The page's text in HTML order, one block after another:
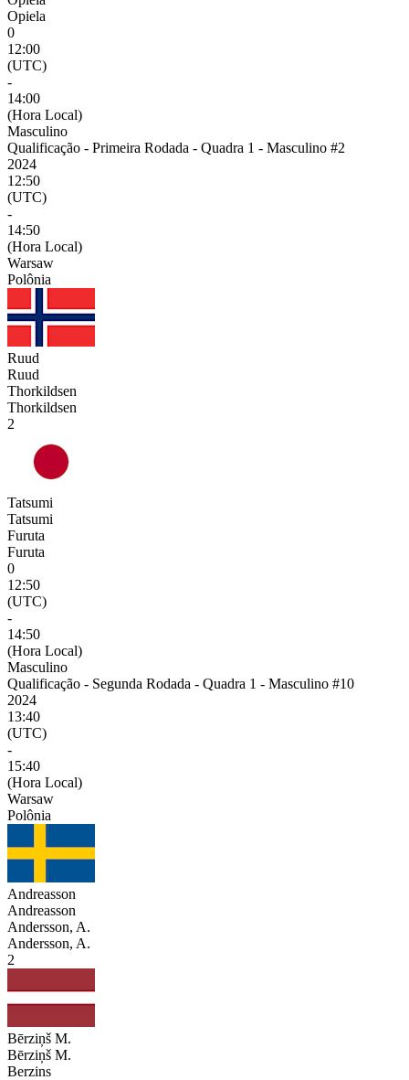
Opiela
0
12:00
(UTC)
-
14:00
(Hora Local)
Masculino
Qualificação - Primeira Rodada - Quadra 1 - Masculino #2
2024
12:50
(UTC)
-
14:50
(Hora Local)
Warsaw
Polônia
Ruud
Ruud
Thorkildsen
Thorkildsen
2
Tatsumi
Tatsumi
Furuta
Furuta
0
12:50
(UTC)
-
14:50
(Hora Local)
Masculino
Qualificação - Segunda Rodada - Quadra 1 - Masculino #10
2024
13:40
(UTC)
-
15:40
(Hora Local)
Warsaw
Polônia
Andreasson
Andreasson
Andersson, A.
Andersson, A.
2
Bērziņš M.
Bērziņš M.
Berzins